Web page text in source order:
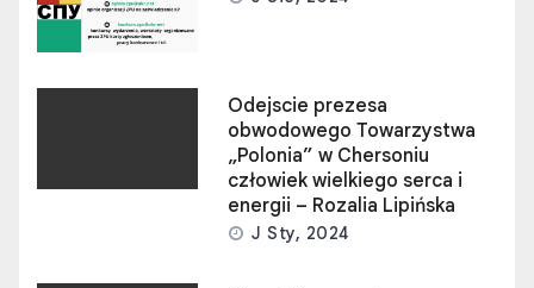
Odejscie prezesa
obwodowego Towarzystwa
„Polonia” w Chersoniu
człowiek wielkiego serca i
energii – Rozalia Lipińska
J Sty, 2024